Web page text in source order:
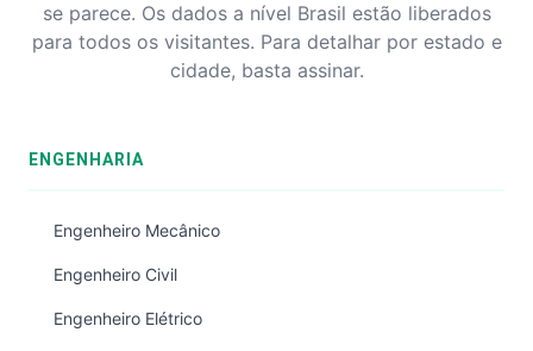
se parece. Os dados a nível Brasil estão liberados
para todos os visitantes. Para detalhar por estado e
cidade, basta assinar.
ENGENHARIA
Engenheiro Mecânico
Engenheiro Civil
Engenheiro Elétrico